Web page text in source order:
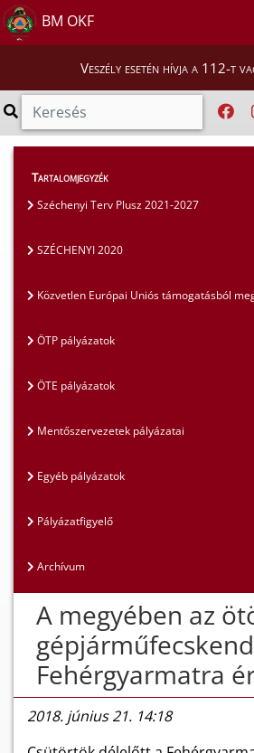
BM OKF
Veszély esetén hívja a 112-t
Szakmai tájékoztatók
SZÉCHENYI 2020
Tartalomjegyzék
Széchenyi Terv Plusz 2021-2027
SZÉCHENYI 2020
Közvetlen Európai Uniós támogatásból
ÖTP pályázatok
ÖTE pályázatok
Mentőszervezetek pályázatai
Egyéb pályázatok
Pályázatfigyelő
Archívum
A megyében az
Fehérgyarmatra
2018. június 21. 14:18